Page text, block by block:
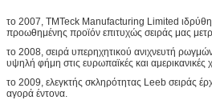
το 2007, TMTeck Manufacturing Limited
προωθημένης προϊόν επιτυχώς σειράς μας
το 2008, σειρά υπερηχητικού ανιχνευτή
υψηλή φήμη στις ευρωπαϊκές και αμερικανικές
το 2009, ελεγκτής σκληρότητας Leeb σειράς
αγορά έντονα.